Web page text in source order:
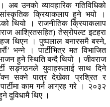
उनको व्यावहारिक गतिविधिको
क्रियाकलाप हुने भयो ।
थियो । राजनीतिक क्रियाकलाप
आश्रितसहित) तेस्रोपल्ट इटहरा
थिएन । पुष्पलाल बनारसमै बस्ने,
भन्ने । पार्टीभित्र मत विभाजित
हुने स्थिति बन्दै थियो । जीवराज
सङ्गठनले युवाहरूलाई साथ दिने
सक्ने पात्र देखेका प्रश्रित र
काम गर्न आग्रह गरे । २०३२
दुविधामै थिए ।